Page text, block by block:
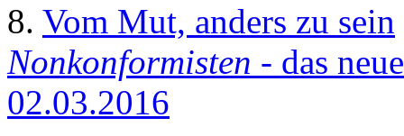
8. Vom Mut, anders zu sein
Nonkonformisten - das
02.03.2016